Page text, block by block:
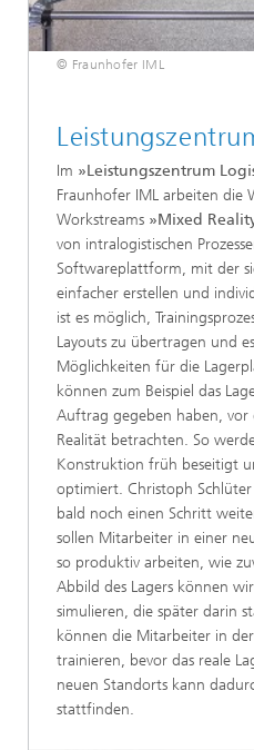
© Fraunhofer IML
Im »Leistungszentrum
Fraunhofer IML arbeiten die
Workstreams »Mixed
von intralogistischen
Softwareplattform, mit der
einfacher erstellen und
ist es möglich,
Layouts zu übertragen und
Möglichkeiten für die
können zum Beispiel das
Auftrag gegeben haben, vor
Realität betrachten. So
Konstruktion früh beseitigt
optimiert. Christoph
bald noch einen Schritt
sollen Mitarbeiter in einer
so produktiv arbeiten, wie
Abbild des Lagers können
simulieren, die später darin
können die Mitarbeiter in
trainieren, bevor das reale
neuen Standorts kann
stattfinden.